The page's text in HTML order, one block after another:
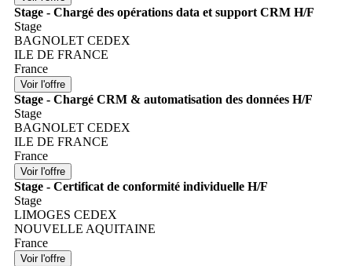
Stage - Chargé des opérations data et support CRM H/F
Stage
BAGNOLET CEDEX
ILE DE FRANCE
France
Stage - Chargé CRM & automatisation des données H/F
Stage
BAGNOLET CEDEX
ILE DE FRANCE
France
Stage - Certificat de conformité individuelle H/F
Stage
LIMOGES CEDEX
NOUVELLE AQUITAINE
France